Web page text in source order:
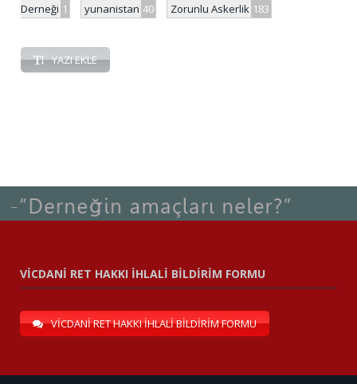
Derneği 1 yunanistan 40 Zorunlu Askerlik 183
YAZI EKLE
VİCDANİ RET HAKKI İHLALİ BİLDİRİM FORMU
VİCDANİ RET HAKKI İHLALİ BİLDİRİM FORMU